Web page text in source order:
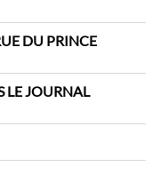
DU PRINCE
LE JOURNAL